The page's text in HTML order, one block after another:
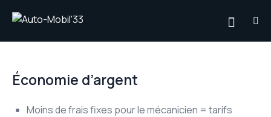
Économie d’argent
Moins de frais fixes pour le mécanicien = tarifs